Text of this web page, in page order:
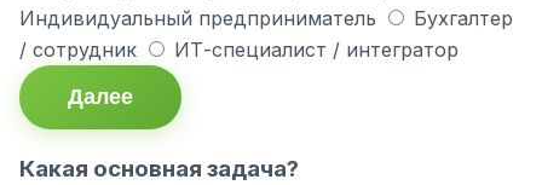
Индивидуальный предприниматель
Бухгалтер
/ сотрудник
ИТ-специалист / интегратор
Далее
Какая основная задача?